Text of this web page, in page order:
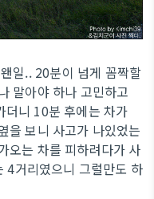
일.. 20분이 넘게 꼼짝할
말아야 하나 고민하고
더니 10분 후에는 차가
을 보니 사고가 나있었는
오는 차를 피하려다가 사
4거리였으니 그럴만도 하